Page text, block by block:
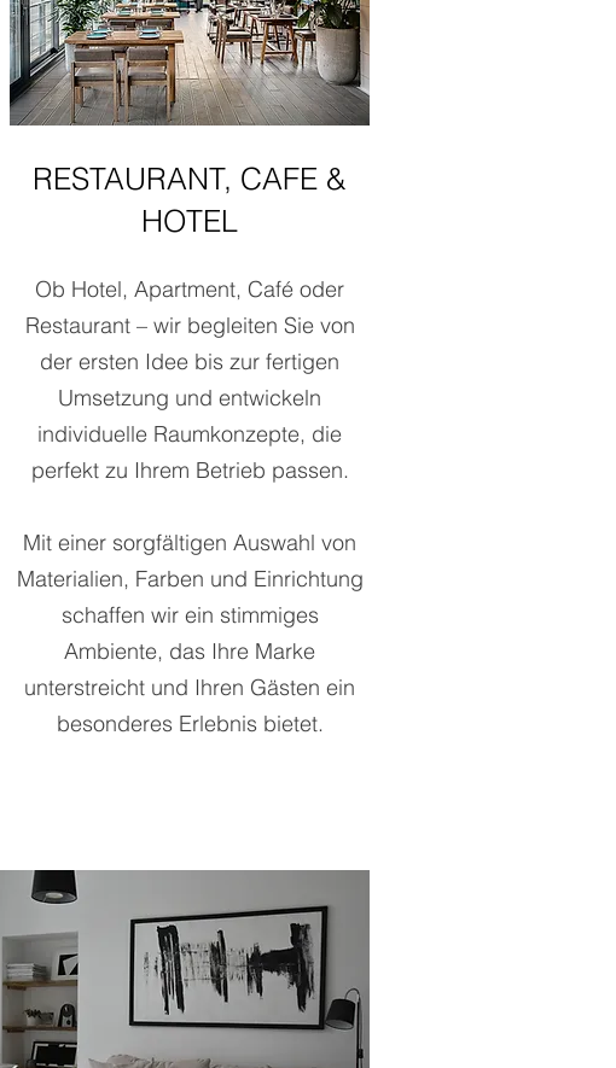
RESTAURANT, CAFE &
HOTEL
Ob Hotel, Apartment, Café oder
Restaurant – wir begleiten Sie von
der ersten Idee bis zur fertigen
Umsetzung und entwickeln
individuelle Raumkonzepte, die
perfekt zu Ihrem Betrieb passen.
Mit einer sorgfältigen Auswahl von
Materialien, Farben und Einrichtung
schaffen wir ein stimmiges
Ambiente, das Ihre Marke
unterstreicht und Ihren Gästen ein
besonderes Erlebnis bietet.